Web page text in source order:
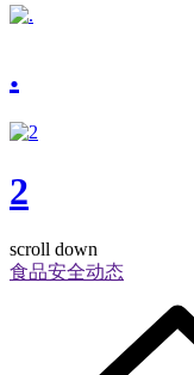
.
2
scroll down
食品安全动态